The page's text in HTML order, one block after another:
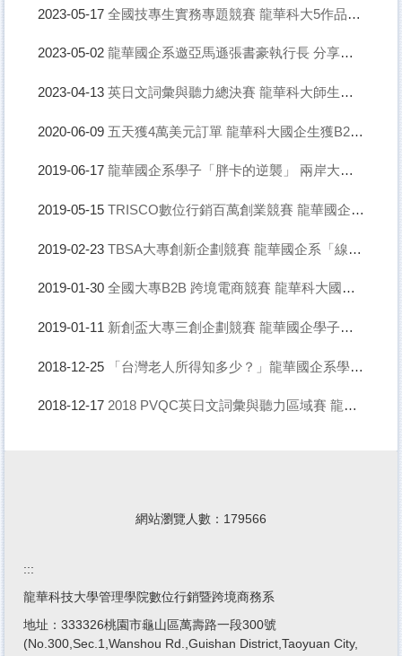
2023-05-17 全國技專生實務專題競賽 龍華科大5作品入圍榮獲3大獎
2023-05-02 龍華國企系邀亞馬遜張書豪執行長 分享跨境電商實戰經驗
2023-04-13 英日文詞彙與聽力總決賽 龍華科大師生奪冠亞季金頭腦共7獎
2020-06-09 五天獲4萬美元訂單 龍華科大國企生獲B2B跨境電商首獎線上分享經驗
2019-06-17 龍華國企系學子「胖卡的逆襲」 兩岸大學生創業賽再獲一等獎
2019-05-15 TRISCO數位行銷百萬創業競賽 龍華國企系學子獲佳作
2019-02-23 TBSA大專創新企劃競賽 龍華國企系「線上遊戲家教」獲佳作
2019-01-30 全國大專B2B 跨境電商競賽 龍華科大國企生獲星光獎第一名
2019-01-11 新創盃大專三創企劃競賽 龍華國企學子「電競魅力！人人著迷~」獲優等
2018-12-25 「台灣老人所得知多少？」龍華國企系學子大數據分析 獲國研院Win the PRIDE佳作
2018-12-17 2018 PVQC英日文詞彙與聽力區域賽 龍華國企系囊括冠亞軍
網站瀏覽人數： 179566
:::
龍華科技大學管理學院數位行銷暨跨境商務系
地址：333326桃園市龜山區萬壽路一段300號
(No.300,Sec.1,Wanshou Rd.,Guishan District,Taoyuan City,